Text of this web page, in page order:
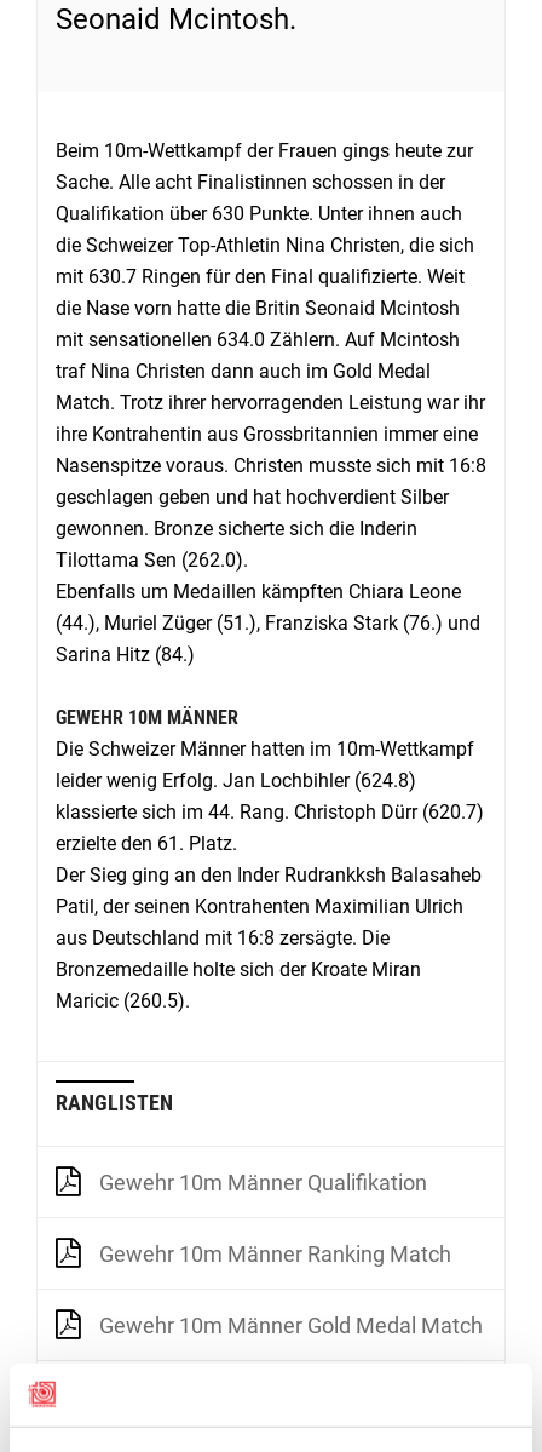
Seonaid Mcintosh.
Beim 10m-Wettkampf der Frauen gings heute zur
Sache. Alle acht Finalistinnen schossen in der
Qualifikation über 630 Punkte. Unter ihnen auch
die Schweizer Top-Athletin Nina Christen, die sich
mit 630.7 Ringen für den Final qualifizierte. Weit
die Nase vorn hatte die Britin Seonaid Mcintosh
mit sensationellen 634.0 Zählern. Auf Mcintosh
traf Nina Christen dann auch im Gold Medal
Match. Trotz ihrer hervorragenden Leistung war ihr
ihre Kontrahentin aus Grossbritannien immer eine
Nasenspitze voraus. Christen musste sich mit 16:8
geschlagen geben und hat hochverdient Silber
gewonnen. Bronze sicherte sich die Inderin
Tilottama Sen (262.0).
Ebenfalls um Medaillen kämpften Chiara Leone
(44.), Muriel Züger (51.), Franziska Stark (76.) und
Sarina Hitz (84.)
GEWEHR 10M MÄNNER
Die Schweizer Männer hatten im 10m-Wettkampf
leider wenig Erfolg. Jan Lochbihler (624.8)
klassierte sich im 44. Rang. Christoph Dürr (620.7)
erzielte den 61. Platz.
Der Sieg ging an den Inder Rudrankksh Balasaheb
Patil, der seinen Kontrahenten Maximilian Ulrich
aus Deutschland mit 16:8 zersägte. Die
Bronzemedaille holte sich der Kroate Miran
Maricic (260.5).
RANGLISTEN
Gewehr 10m Männer Qualifikation
Gewehr 10m Männer Ranking Match
Gewehr 10m Männer Gold Medal Match